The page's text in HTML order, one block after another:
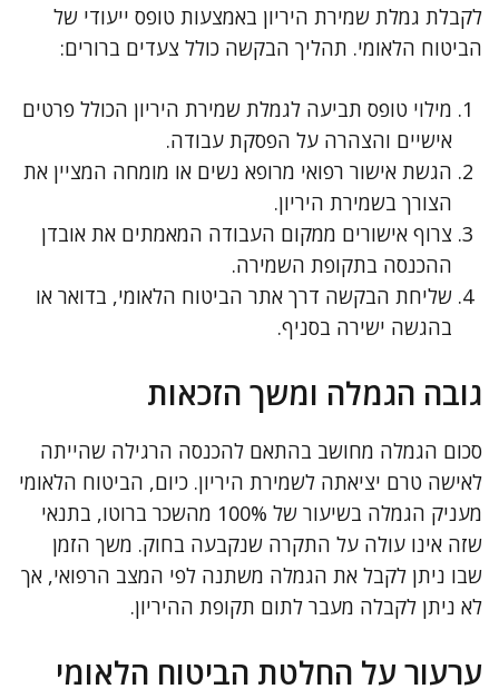
לקבלת גמלת שמירת היריון באמצעות טופס ייעודי של
הביטוח הלאומי. תהליך הבקשה כולל צעדים ברורים:
מילוי טופס תביעה לגמלת שמירת היריון הכולל פרטים
אישיים והצהרה על הפסקת עבודה.
הגשת אישור רפואי מרופא נשים או מומחה המציין את
הצורך בשמירת היריון.
צרוף אישורים ממקום העבודה המאמתים את אובדן
ההכנסה בתקופת השמירה.
שליחת הבקשה דרך אתר הביטוח הלאומי, בדואר או
בהגשה ישירה בסניף.
גובה הגמלה ומשך הזכאות
סכום הגמלה מחושב בהתאם להכנסה הרגילה שהייתה
לאישה טרם יציאתה לשמירת היריון. כיום, הביטוח הלאומי
מעניק הגמלה בשיעור של 100% מהשכר ברוטו, בתנאי
שזה אינו עולה על התקרה שנקבעה בחוק. משך הזמן
שבו ניתן לקבל את הגמלה משתנה לפי המצב הרפואי, אך
לא ניתן לקבלה מעבר לתום תקופת ההיריון.
ערעור על החלטת הביטוח הלאומי